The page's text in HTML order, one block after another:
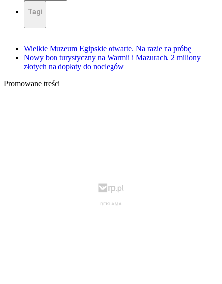
Tagi
Wielkie Muzeum Egipskie otwarte. Na razie na próbę
Nowy bon turystyczny na Warmii i Mazurach. 2 miliony
złotych na dopłaty do noclegów
Promowane treści